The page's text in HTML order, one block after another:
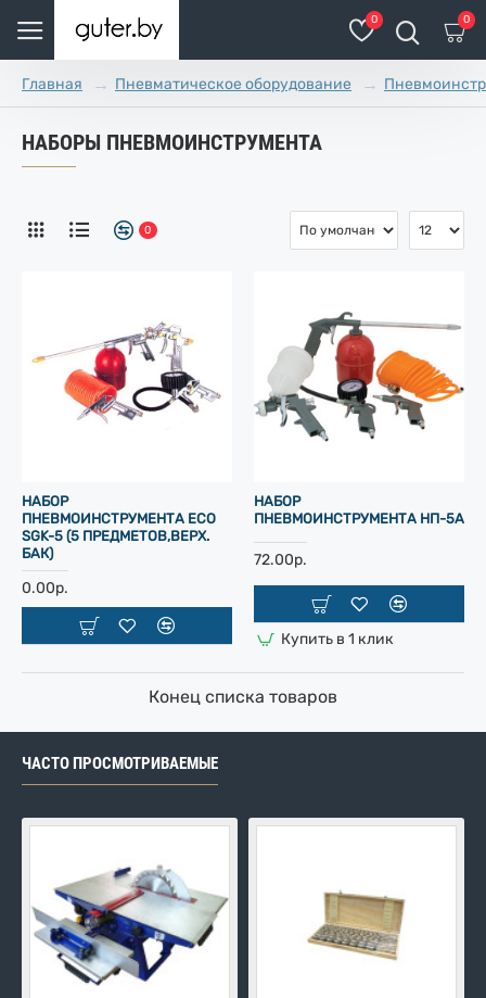
0 0
Главная Пневматическое оборудование
НАБОРЫ ПНЕВМОИНСТРУМЕНТА
0
НАБОР
ПНЕВМОИНСТРУМЕНТА ECO
SGK-5 (5 ПРЕДМЕТОВ,ВЕРХ.
БАК)
0.00р.
НАБОР
ПНЕВМОИНСТРУМЕНТА НП-5А
72.00р.
Купить в 1 клик
Конец списка товаров
ЧАСТО ПРОСМОТРИВАЕМЫЕ